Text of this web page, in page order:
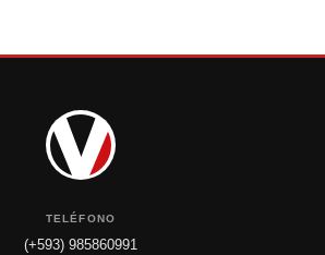
TELÉFONO
(+593) 985860991